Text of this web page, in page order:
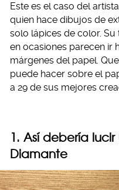
Este es el caso del
quien hace dibujos de
solo lápices de color.
en ocasiones parecen ir
márgenes del papel.
puede hacer sobre el
a 29 de sus mejores
1. Así debería
Diamante